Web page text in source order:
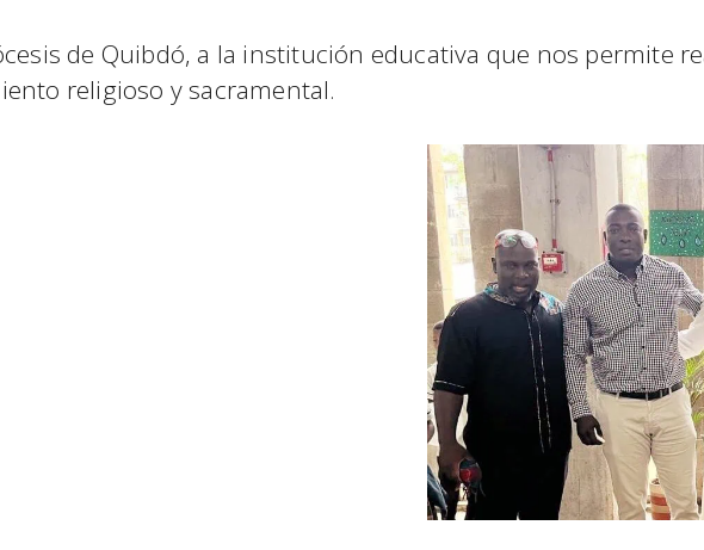
de Quibdó, a la institución educativa que nos permite
religioso y sacramental.